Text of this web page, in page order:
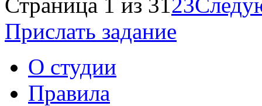
Прислать задание
О студии
Правила